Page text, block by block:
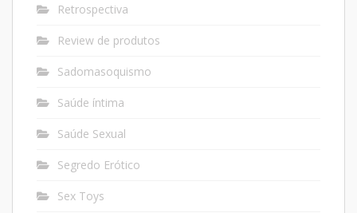
Retrospectiva
Review de produtos
Sadomasoquismo
Saúde íntima
Saúde Sexual
Segredo Erótico
Sex Toys